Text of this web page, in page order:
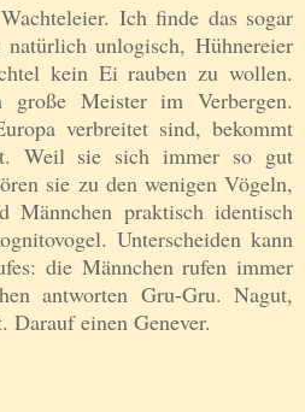
Ich finde das sogar
unlogisch, Hühnereier
kein Ei rauben zu wollen.
große Meister im Verbergen.
verbreitet sind, bekommt
Weil sie sich immer so gut
sie zu den wenigen Vögeln,
Männchen praktisch identisch
Unterscheiden kann
die Männchen rufen immer
antworten Gru-Gru. Nagut,
Darauf einen Genever.